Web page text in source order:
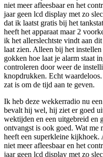
niet meer afleesbaar en het
jaar geen lcd display met zo
dat ik laatst gratis bij het
heeft het apparaat maar 2
ik het allerslechtste vindt aan
laat zien. Alleen bij het
gokken hoe laat je alarm staat
controleren door weer de
knopdrukken. Echt
zat is om de tijd aan te geven.
Ik heb deze wekkerradio nu
bevalt hij wel, hij ziet er goed
wektijden en een uitgebreid en
ontvangst is ook goed. Wat me
heeft een superkleine
niet meer afleesbaar en het
jaar geen lcd display met zo